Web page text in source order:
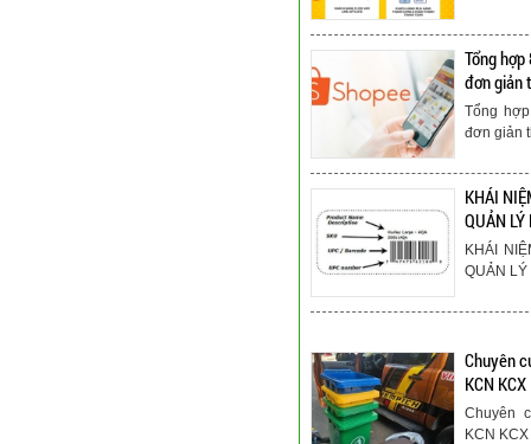
Tổng
đơn giản
Tổng
đơn giản
KHÁI
QUẢN
KHÁI
QUẢN LÝ
Chuyên
KCN
Chuyên
KCN